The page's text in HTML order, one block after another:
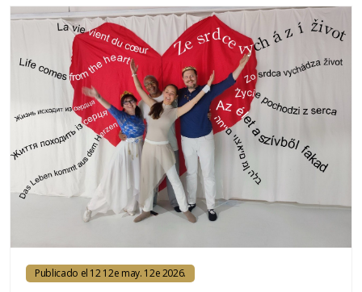
Publicado el 12 12e may. 12e 2026.